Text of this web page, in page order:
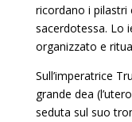
ricordano i pilastri
sacerdotessa. Lo
organizzato e
Sull’imperatrice
grande dea
seduta sul suo